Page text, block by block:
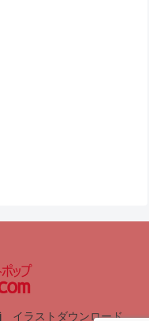
イラストダウンロード